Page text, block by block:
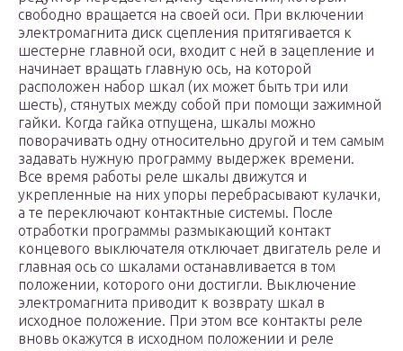
свободно вращается на своей оси. При включении
электромагнита диск сцепления притягивается к
шестерне главной оси, входит с ней в зацепление и
начинает вращать главную ось, на которой
расположен набор шкал (их может быть три или
шесть), стянутых между собой при помощи зажимной
гайки. Когда гайка отпущена, шкалы можно
поворачивать одну относительно другой и тем самым
задавать нужную программу выдержек времени.
Все время работы реле шкалы движутся и
укрепленные на них упоры перебрасывают кулачки,
а те переключают контактные системы. После
отработки программы размыкающий контакт
концевого выключателя отключает двигатель реле и
главная ось со шкалами останавливается в том
положении, которого они достигли. Выключение
электромагнита приводит к возврату шкал в
исходное положение. При этом все контакты реле
вновь окажутся в исходном положении и реле